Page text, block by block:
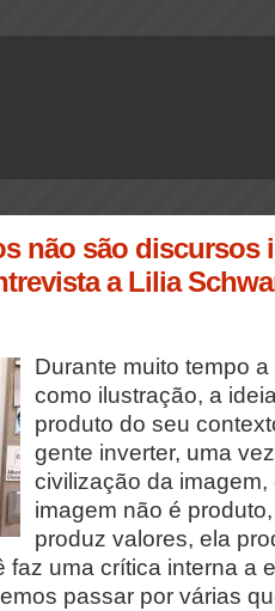
não são discursos
a Lilia
Durante muito tempo
como ilustração, a
produto do seu
gente inverter, uma
civilização da
imagem não é
produz valores, ela
faz uma crítica interna a
passar por várias